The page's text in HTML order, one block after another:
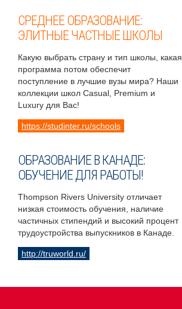
СРЕДНЕЕ ОБРАЗОВАНИЕ:
ЭЛИТНЫЕ ЧАСТНЫЕ ШКОЛЫ
Какую выбрать страну и тип школы, какая
программа потом обеспечит
поступление в лучшие вузы мира? Наши
коллекции школ Casual, Premium и
Luxury для Вас!
https://studinter.ru/schools
ОБРАЗОВАНИЕ В КАНАДЕ:
ОБУЧЕНИЕ ДЛЯ РАБОТЫ!
Thompson Rivers University отличает
низкая стоимость обучения, наличие
частичных стипендий и высокий процент
трудоустройства выпускников в Канаде.
http://truworld.ru/